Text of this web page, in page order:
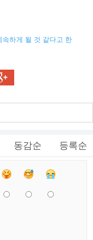
하게 될 것 같다고 한
동감순 등록순